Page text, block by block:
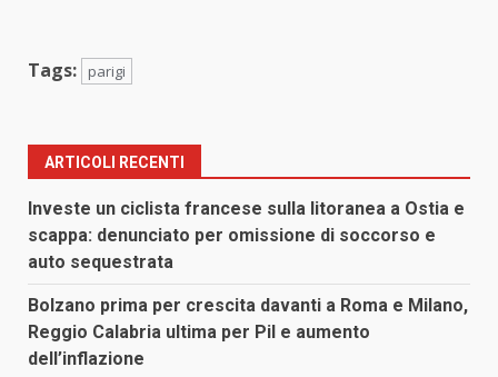
Tags: parigi
ARTICOLI RECENTI
Investe un ciclista francese sulla litoranea a Ostia e
scappa: denunciato per omissione di soccorso e
auto sequestrata
Bolzano prima per crescita davanti a Roma e Milano,
Reggio Calabria ultima per Pil e aumento
dell’inflazione